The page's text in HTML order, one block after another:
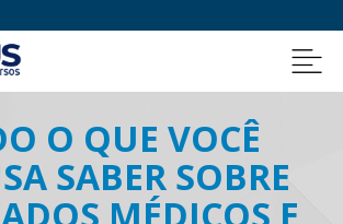
O QUE VOCÊ
SABER SOBRE